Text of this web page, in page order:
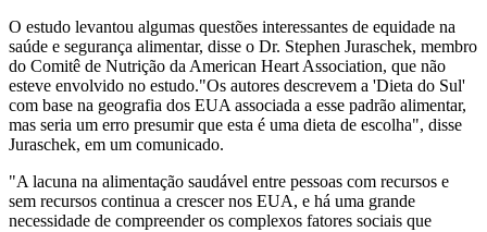
O estudo levantou algumas questões interessantes de equidade na
saúde e segurança alimentar, disse o Dr. Stephen Juraschek, membro
do Comitê de Nutrição da American Heart Association, que não
esteve envolvido no estudo."Os autores descrevem a 'Dieta do Sul'
com base na geografia dos EUA associada a esse padrão alimentar,
mas seria um erro presumir que esta é uma dieta de escolha", disse
Juraschek, em um comunicado.
"A lacuna na alimentação saudável entre pessoas com recursos e
sem recursos continua a crescer nos EUA, e há uma grande
necessidade de compreender os complexos fatores sociais que